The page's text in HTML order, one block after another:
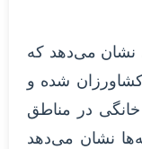
نشان می‌دهد که
شده و
در مناطق
نشان می‌دهد